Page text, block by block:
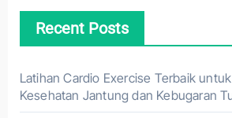
Recent Posts
Latihan Cardio Exercise Terbaik
Kesehatan Jantung dan Kebugaran